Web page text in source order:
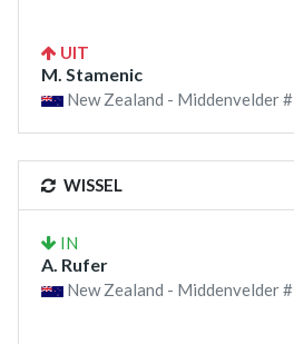
UIT
M. Stamenic
New Zealand - Middenvelder #
WISSEL
IN
A. Rufer
New Zealand - Middenvelder #